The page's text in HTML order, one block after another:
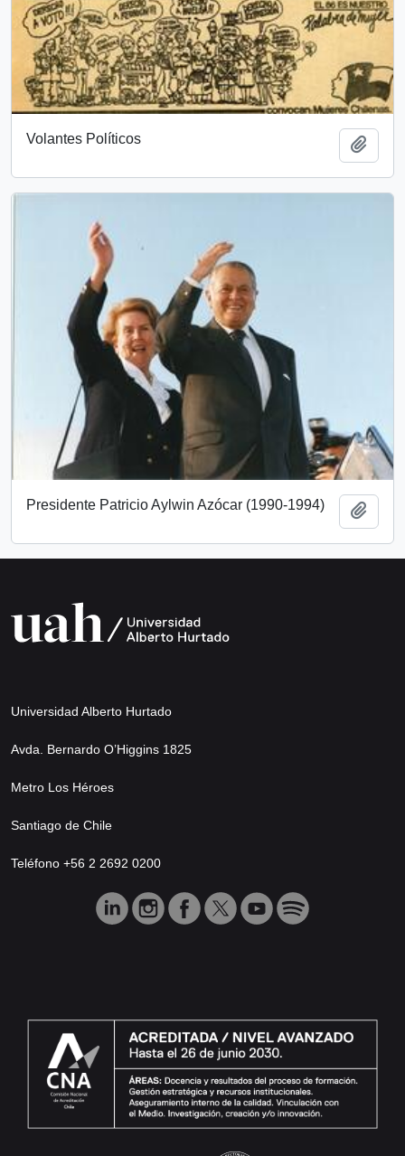
Volantes Políticos
Presidente Patricio Aylwin Azócar (1990-1994)
Universidad Alberto Hurtado
Avda. Bernardo O’Higgins 1825
Metro Los Héroes
Santiago de Chile
Teléfono +56 2 2692 0200